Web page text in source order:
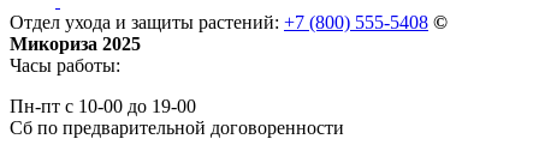
Отдел ухода и защиты растений: +7 (800) 555-5408 ©
Микориза 2025
Часы работы:
Пн-пт с 10-00 до 19-00
Сб по предварительной договоренности